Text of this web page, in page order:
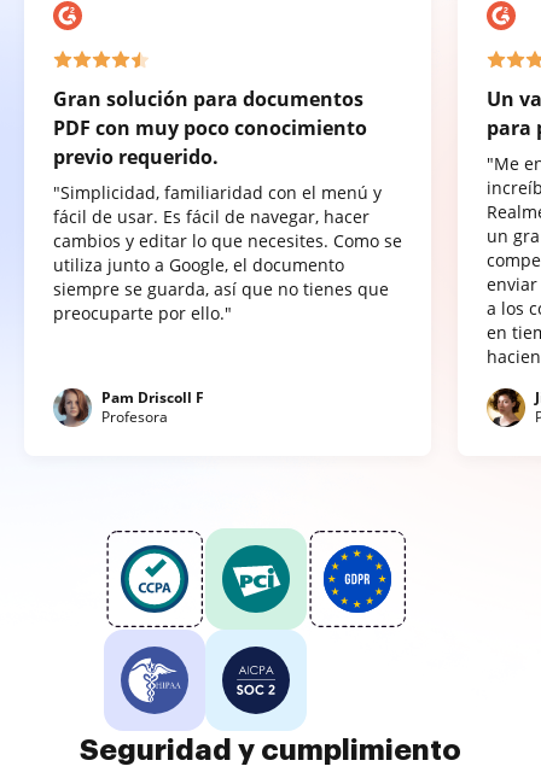
Gran solución para documentos
PDF con muy poco conocimiento
previo requerido.
"Simplicidad, familiaridad con el menú y
fácil de usar. Es fácil de navegar, hacer
cambios y editar lo que necesites. Como se
utiliza junto a Google, el documento
siempre se guarda, así que no tienes que
preocuparte por ello."
Pam Driscoll F
Profesora
Un
para
"Me
un
a los
en
Seguridad y cumplimiento